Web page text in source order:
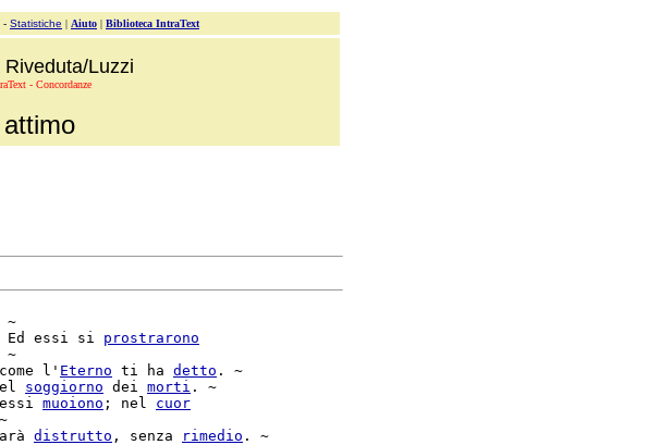
- Statistiche | Aiuto | Biblioteca IntraText
Riveduta/Luzzi
- Concordanze
attimo
essi si prostrarono
l' Eterno ti ha detto . ~
soggiorno dei morti . ~
muoiono ; nel cuor
distrutto , senza rimedio . ~